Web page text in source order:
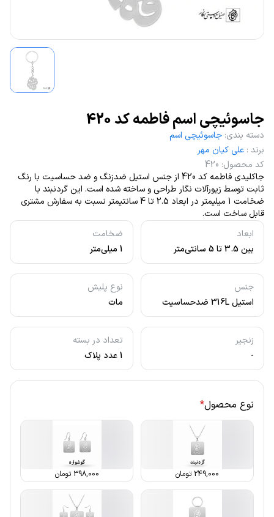
جاسوئیچی اسم فاطمه کد 420
ابعاد
بین 3.5 تا 5 سانتی‌متر
ضخامت
1 میلی‌متر
جنس
استیل 316L ضدحساسیت
نوع پلیش
مات
زنجیر
-
تعداد در بسته
1 عدد پلاک
دسته بندی: جاسوئیچی اسم
برند : علی کیان مهر
کد محصول:
420
جاکلیدی فاطمه کد 420 از جنس استیل ضدزنگ و ضد حساسیت با رنگ
ثابت توسط زیورآلات نگار طراحی و ساخته شده است. این گردنبند با
ضخامت 1 میلیمتر در ابعاد 2.5 تا 4 سانتیمتر نسبت به سفارش مشتری
قابل ساخت است.
نوع محصول*
249,000 تومان 398,000 تومان